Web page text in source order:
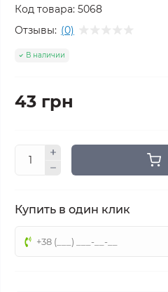
Код товара: 5068
Отзывы: (0)
В наличии
43 грн
Купить в один клик